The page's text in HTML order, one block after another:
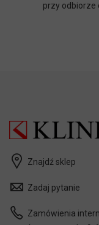
przy odbiorze
Znajdź sklep
Zadaj pytanie
Zamówienia